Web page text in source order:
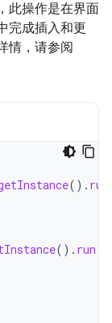
此操作是在界面
完成插入和更
情，请参阅
(). run
(). run